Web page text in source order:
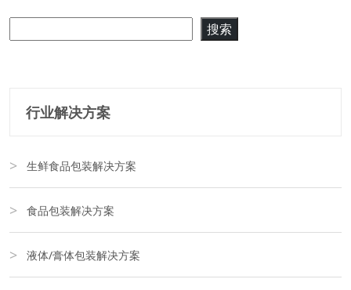
搜索
行业解决方案
生鲜食品包装解决方案
食品包装解决方案
液体/膏体包装解决方案